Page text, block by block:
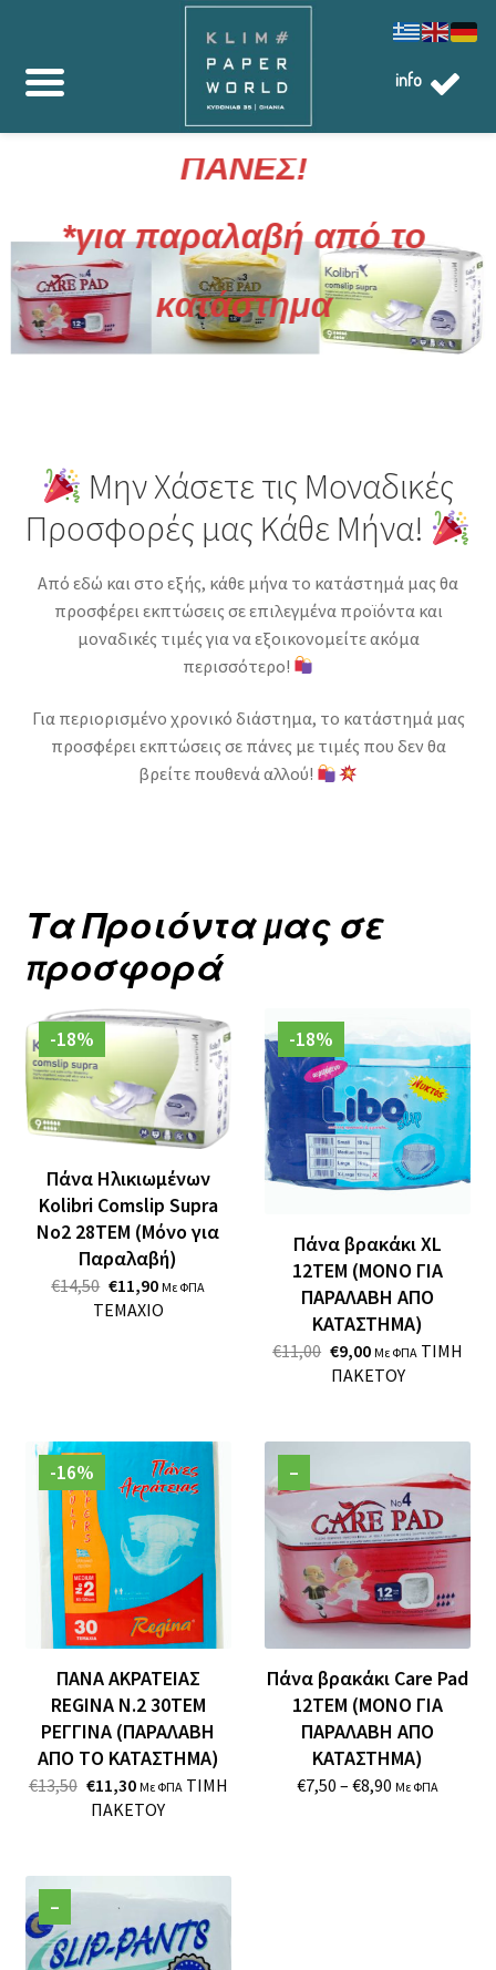
ΜΟΝΑΔΙΚΗ ΠΡΟΣΦΟΡΑ ΣΤΙΣ
ΠΑΝΕΣ!
*για παραλαβή από το
κατάστημα
Μην Χάσετε τις Μοναδικές
Προσφορές μας Κάθε Μήνα!
Από εδώ και στο εξής, κάθε μήνα το κατάστημά μας θα
προσφέρει εκπτώσεις σε επιλεγμένα προϊόντα και
μοναδικές τιμές για να εξοικονομείτε ακόμα
περισσότερο!
Για περιορισμένο χρονικό διάστημα, το κατάστημά μας
προσφέρει εκπτώσεις σε πάνες με τιμές που δεν θα
βρείτε πουθενά αλλού!
Τα Προιόντα μας σε
προσφορά
-18%
Πάνα Ηλικιωμένων
Kolibri Comslip Supra
No2 28TEM (Μόνο για
Παραλαβή)
€14,50 Original
Price
€11,90Η
Τρέχουσα
Με ΦΠΑ
ΤΕΜΑΧΙΟ
-18%
Πάνα βρακάκι XL
12ΤΕΜ (ΜΟΝΟ ΓΙΑ
ΠΑΡΑΛΑΒΗ ΑΠΟ
ΚΑΤΑΣΤΗΜΑ)
€11,00 Original
Price
€9,00Η
Τρέχουσα
€9,00.
Με ΦΠΑ ΤΙΜΗ
ΠΑΚΕΤΟΥ
-16%
ΠΑΝΑ ΑΚΡΑΤΕΙΑΣ
REGINA Ν.2 30ΤΕΜ
ΡΕΓΓΙΝΑ (ΠΑΡΑΛΑΒΗ
ΑΠΟ ΤΟ ΚΑΤΑΣΤΗΜΑ)
€13,50 Original
Price
€11,30Η
Τρέχουσα
€11,30.
Με ΦΠΑ ΤΙΜΗ
ΠΑΚΕΤΟΥ
–
Πάνα βρακάκι Care Pad
12TEM (ΜΟΝΟ ΓΙΑ
ΠΑΡΑΛΑΒΗ ΑΠΟ
ΚΑΤΑΣΤΗΜΑ)
€7,50 – €8,90 Price
Με ΦΠΑ
–
info